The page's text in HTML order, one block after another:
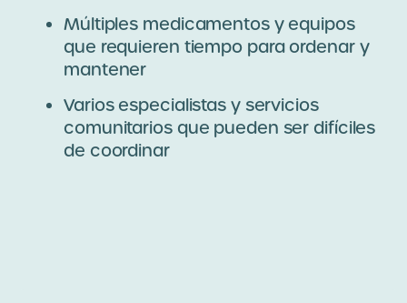
Múltiples medicamentos y equipos
que requieren tiempo para ordenar y
mantener
Varios especialistas y servicios
comunitarios que pueden ser difíciles
de coordinar